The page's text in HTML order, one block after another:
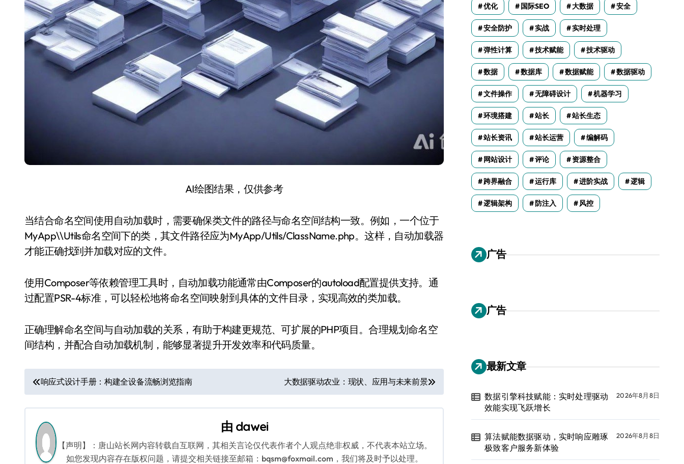
AI绘图结果，仅供参考
当结合命名空间使用自动加载时，需要确保类文件的路径与命名空间结构一致。例如，一个位于
MyApp\\Utils命名空间下的类，其文件路径应为MyApp/Utils/ClassName.php。这样，自动加载器
才能正确找到并加载对应的文件。
使用Composer等依赖管理工具时，自动加载功能通常由Composer的autoload配置提供支持。通
过配置PSR-4标准，可以轻松地将命名空间映射到具体的文件目录，实现高效的类加载。
正确理解命名空间与自动加载的关系，有助于构建更规范、可扩展的PHP项目。合理规划命名空
间结构，并配合自动加载机制，能够显著提升开发效率和代码质量。
文
章
导
航
响应式设计手册：构建全设备流畅浏览指南 大数据驱动农业：现状、应用与未来前景
由 dawei
【声明】：唐山站长网内容转载自互联网，其相关言论仅代表作者个人观点绝非权威，不代表本站立场。
如您发现内容存在版权问题，请提交相关链接至邮箱：bqsm@foxmail.com，我们将及时予以处理。
优化 国际SEO 大数据 安全
安全防护 实战 实时处理
弹性计算 技术赋能 技术驱动
数据 数据库 数据赋能 数据驱动
文件操作 无障碍设计 机器学习
环境搭建 站长 站长生态
站长资讯 站长运营 编解码
网站设计 评论 资源整合
跨界融合 运行库 进阶实战 逻辑
逻辑架构 防注入 风控
广告
广告
最新文章
数据引擎科技赋能：实时处理驱动
效能实现飞跃增长
2026年8月8日
算法赋能数据驱动，实时响应雕琢
极致客户服务新体验
2026年8月8日